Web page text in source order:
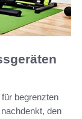
für begrenzten
den